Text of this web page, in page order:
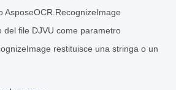
AsposeOCR.RecognizeImage
del file DJVU come parametro
restituisce una stringa o un